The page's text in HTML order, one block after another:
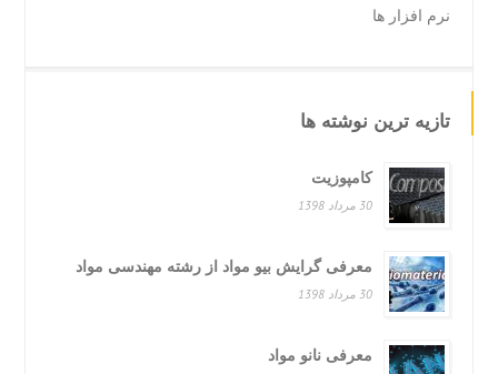
نرم افزار ها
تازیه ترین نوشته ها
کامپوزیت
30 مرداد 1398
معرفی گرایش بیو مواد از رشته مهندسی مواد
30 مرداد 1398
معرفی نانو مواد